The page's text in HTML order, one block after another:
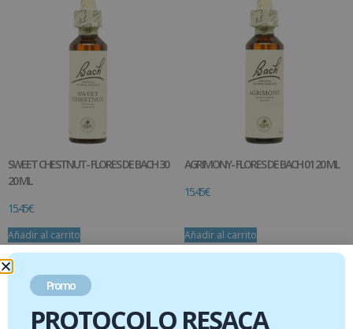
SWEET CHESTNUT- FLORES DE BACH 30
20 ML
15.45€
Añadir al carrito
AGRIMONY- FLORES DE BACH 01 20 ML
15.45€
Añadir al carrito
Promo
PROTOCOLO RESACA